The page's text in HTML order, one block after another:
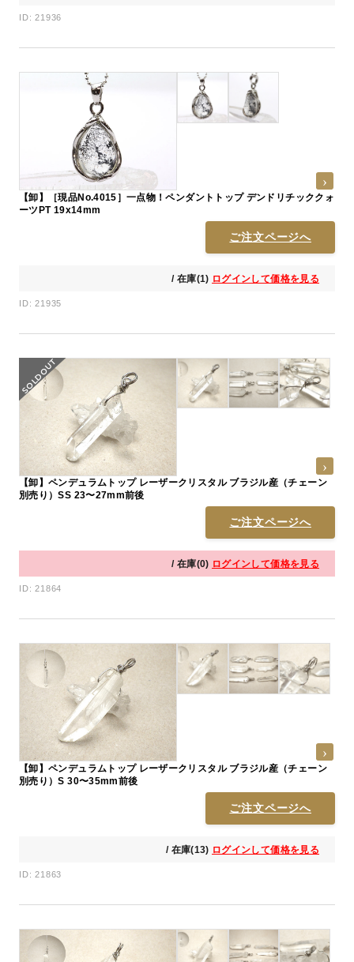
ID: 21936
【卸】［現品No.4015］一点物！ペンダントトップ デンドリチッククォ
ーツPT 19x14mm
ご注文ページへ
/ 在庫(1) ログインして価格を見る
ID: 21935
【卸】ペンデュラムトップ レーザークリスタル ブラジル産（チェーン
別売り）SS 23〜27mm前後
ご注文ページへ
/ 在庫(0) ログインして価格を見る
ID: 21864
【卸】ペンデュラムトップ レーザークリスタル ブラジル産（チェーン
別売り）S 30〜35mm前後
ご注文ページへ
/ 在庫(13) ログインして価格を見る
ID: 21863